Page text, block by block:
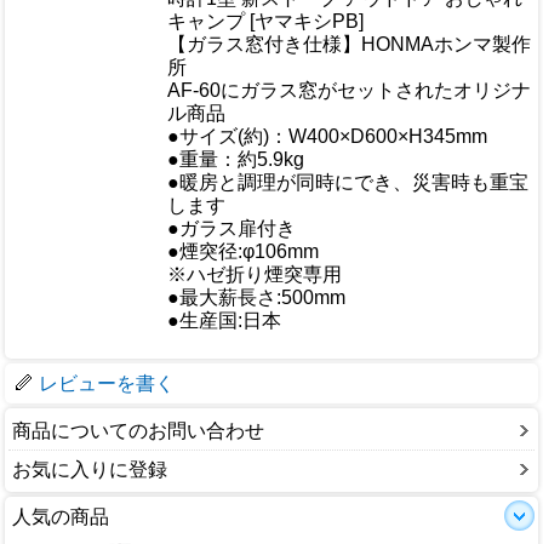
キャンプ [ヤマキシPB]
【ガラス窓付き仕様】HONMAホンマ製作
所
AF-60にガラス窓がセットされたオリジナ
ル商品
●サイズ(約)：W400×D600×H345mm
●重量：約5.9kg
●暖房と調理が同時にでき、災害時も重宝
します
●ガラス扉付き
●煙突径:φ106mm
※ハゼ折り煙突専用
●最大薪長さ:500mm
●生産国:日本
レビューを書く
商品についてのお問い合わせ
お気に入りに登録
人気の商品